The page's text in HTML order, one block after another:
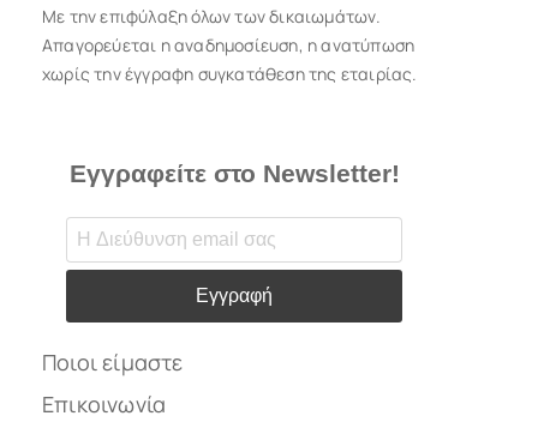
Με την επιφύλαξη όλων των δικαιωμάτων.
Απαγορεύεται η αναδημοσίευση, η ανατύπωση
χωρίς την έγγραφη συγκατάθεση της εταιρίας.
Εγγραφείτε στο Newsletter!
Εγγραφή
Ποιοι είμαστε
Επικοινωνία